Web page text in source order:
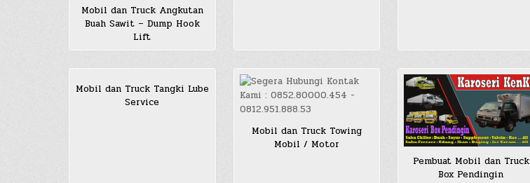
Mobil dan Truck Angkutan
Buah Sawit – Dump Hook
Lift
Mobil dan Truck Tangki Lube
Service
Mobil dan Truck Towing
Mobil / Motor
Pembuat Mobil dan Truck
Box Pendingin